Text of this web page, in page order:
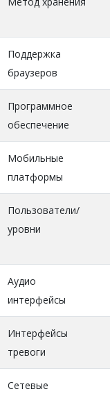
Поддержка
браузеров
Программное
обеспечение
Мобильные
платформы
Пользователи/
уровни
Аудио
интерфейсы
Интерфейсы
тревоги
Сетевые